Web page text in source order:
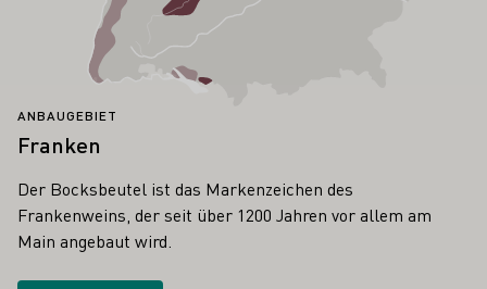
ANBAUGEBIET
Franken
Der Bocksbeutel ist das Markenzeichen des
Frankenweins, der seit über 1200 Jahren vor allem am
Main angebaut wird.